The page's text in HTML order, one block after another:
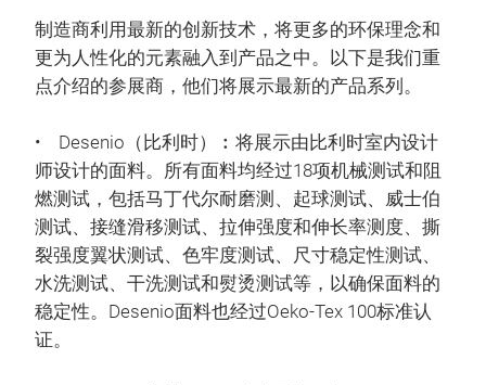
制造商利用最新的创新技术，将更多的环保理念和
更为人性化的元素融入到产品之中。以下是我们重
点介绍的参展商，他们将展示最新的产品系列。
• Desenio（比利时）︰将展示由比利时室内设计
师设计的面料。所有面料均经过18项机械测试和阻
燃测试，包括马丁代尔耐磨测、起球测试、威士伯
测试、接缝滑移测试、拉伸强度和伸长率测度、撕
裂强度翼状测试、色牢度测试、尺寸稳定性测试、
水洗测试、干洗测试和熨烫测试等，以确保面料的
稳定性。Desenio面料也经过Oeko-Tex 100标准认
证。